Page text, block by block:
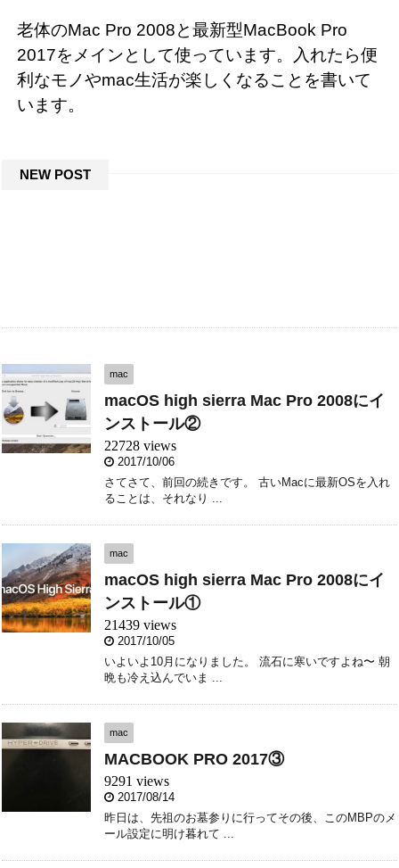
老体のMac Pro 2008と最新型MacBook Pro
2017をメインとして使っています。入れたら便
利なモノやmac生活が楽しくなることを書いて
います。
NEW POST
mac
macOS high sierra Mac Pro 2008にイ
ンストール②
22728 views
2017/10/06
さてさて、前回の続きです。 古いMacに最新OSを入れ
ることは、それなり ...
mac
macOS high sierra Mac Pro 2008にイ
ンストール①
21439 views
2017/10/05
いよいよ10月になりました。 流石に寒いですよね〜 朝
晩も冷え込んでいま ...
mac
MACBOOK PRO 2017③
9291 views
2017/08/14
昨日は、先祖のお墓参りに行ってその後、このMBPのメ
ール設定に明け暮れて ...